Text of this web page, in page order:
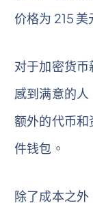
价格为 215
对于加密货
感到满意的
额外的代币
件钱包。
除了成本之